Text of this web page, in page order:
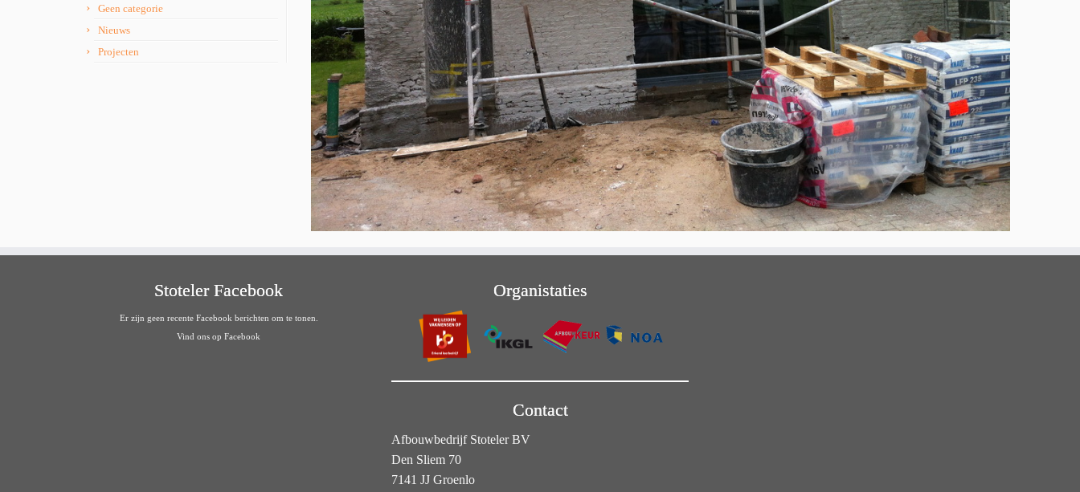
Geen categorie
Nieuws
Projecten
Stoteler Facebook
Er zijn geen recente Facebook berichten om te tonen.
Vind ons op Facebook
Organistaties
Contact
Afbouwbedrijf Stoteler BV
Den Sliem 70
7141 JJ Groenlo